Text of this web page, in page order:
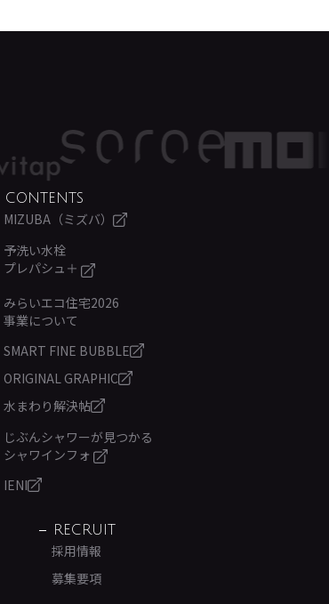
CONTENTS
MIZUBA（ミズバ）
予洗い水栓
プレパシュ＋
みらいエコ住宅2026
事業について
SMART FINE BUBBLE
ORIGINAL GRAPHIC
水まわり解決帖
じぶんシャワーが見つかる
シャワインフォ
IENI
RECRUIT
採用情報
募集要項